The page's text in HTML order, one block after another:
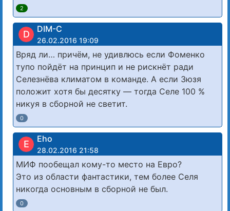
2
D DIM-C
26.02.2016 19:09
Вряд ли… причём, не удивлюсь если Фоменко
тупо пойдёт на принцип и не рискнёт ради
Селезнёва климатом в команде. А если Зюзя
положит хотя бы десятку — тогда Селе 100 %
никуя в сборной не светит.
0
E Eho
28.02.2016 21:58
МИФ пообещал кому-то место на Евро?
Это из области фантастики, тем более Селя
никогда основным в сборной не был.
0